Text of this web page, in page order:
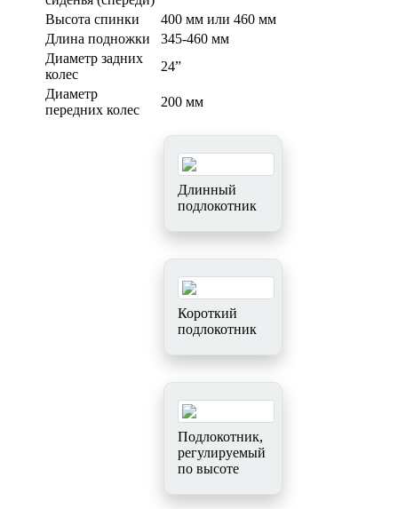
Высота спинки
400 мм или 460 мм
Длина подножки
345-460 мм
Диаметр задних
колес
24”
Диаметр
передних колес
200 мм
Длинный
подлокотник
Короткий
подлокотник
Подлокотник,
регулируемый
по высоте